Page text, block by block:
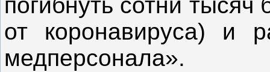
от коронавируса) и
медперсонала».